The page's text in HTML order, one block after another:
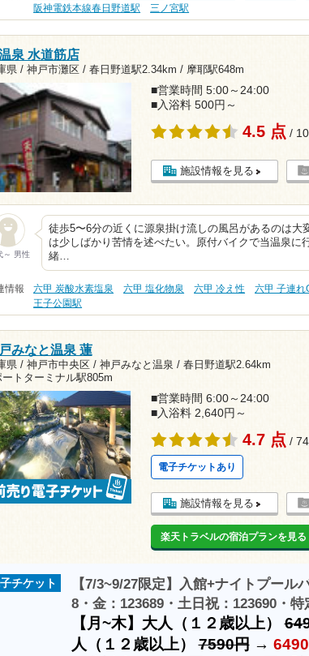
阪神電鉄本線春日野道駅
三ノ宮駅
泉 水道筋店
県 / 神戸市灘区 / 春日野道駅2.34km / 摩耶駅648m
■営業時間 5:00～24:00
■入浴料 500円～
4.5 点 /
施設情報を見る
～ 男性
徒歩5〜6分の近くに源泉掛け流しの風呂があるのは大
は少しばかり苦情を述べたい。原付バイクで当温泉に
緒…
情報 六甲 炭酸水素塩泉 六甲 塩化物泉 六甲 冷え性 六甲 子連れ
王子公園駅
みなと温泉 蓮
県 / 神戸市中央区 / 神戸みなと温泉 / 春日野道駅2.64km
ートターミナル駅805m
■営業時間 6:00～24:00
■入浴料 2,640円～
4.7 点 /
電子チケットあり
施設情報を見る
楽天トラベルの宿泊プランを見る
チケット
【7/3~9/27限定】入館+ナイトプール
8・金：123689・土日祝：123690・特
【月~木】大人（１２歳以上）
人（１２歳以上）7590円→